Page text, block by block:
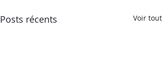
Posts récents Voir tout